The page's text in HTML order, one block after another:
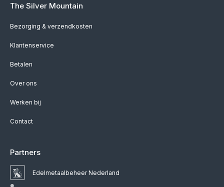
The Silver Mountain
Bezorging & verzendkosten
Klantenservice
Betalen
Over ons
Werken bij
Contact
Partners
Edelmetaalbeheer Nederland